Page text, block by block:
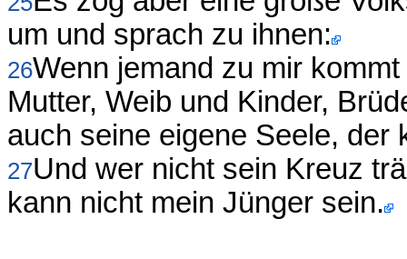
um und sprach zu ihnen:
26Wenn jemand zu mir
Mutter, Weib und Kinder,
auch seine eigene Seele, der
27Und wer nicht sein Kreuz
kann nicht mein Jünger sein.